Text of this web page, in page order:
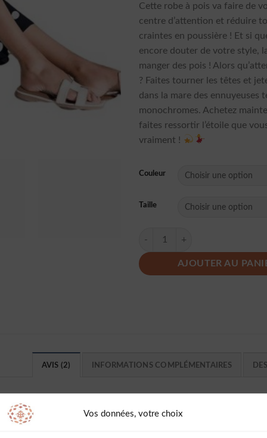
Vos données, votre choix
Cette robe à pois va faire de
centre d’attention et réduire
craintes en poussière ! Et si
encore douter de votre style,
manger des pois ! Alors
? Faites tourner les têtes et
dans la mare des ennuyeuses
monochromes. Achetez
faites ressortir l’étoile que
vraiment !
Couleur
Taille
quantité de Robe Longue A Pois
AJOUTER AU
AVIS (2) INFORMATIONS COMPLÉMENTAIRES